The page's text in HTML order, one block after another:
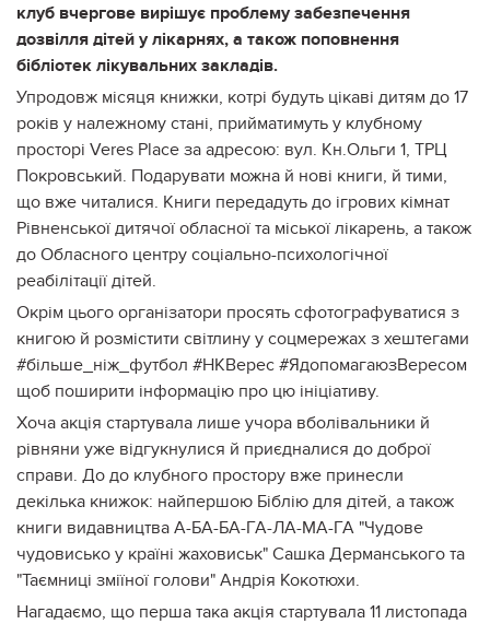
клуб вчергове вирішує проблему забезпечення
дозвілля дітей у лікарнях, а також поповнення
бібліотек лікувальних закладів.
Упродовж місяця книжки, котрі будуть цікаві дитям до 17
років у належному стані, прийматимуть у клубному
просторі Veres Place за адресою: вул. Кн.Ольги 1, ТРЦ
Покровський. Подарувати можна й нові книги, й тими,
що вже читалися. Книги передадуть до ігрових кімнат
Рівненської дитячої обласної та міської лікарень, а також
до Обласного центру соціально-психологічної
реабілітації дітей.
Окрім цього організатори просять сфотографуватися з
книгою й розмістити світлину у соцмережах з хештегами
#більше_ніж_футбол #НКВерес #ЯдопомагаюзВересом
щоб поширити інформацію про цю ініціативу.
Хоча акція стартувала лише учора вболівальники й
рівняни уже відгукнулися й приєдналися до доброї
справи. До до клубного простору вже принесли
декілька книжок: найпершою Біблію для дітей, а також
книги видавництва А-БА-БА-ГА-ЛА-МА-ГА "Чудове
чудовисько у країні жаховиськ" Сашка Дерманського та
"Таємниці зміїної голови" Андрія Кокотюхи.
Нагадаємо, що перша така акція стартувала 11 листопада